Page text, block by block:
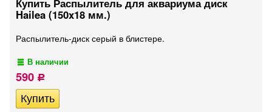
Купить Распылитель для аквариума диск
Hailea (150x18 мм.)
Распылитель-диск серый в блистере.
В наличии
590 Р